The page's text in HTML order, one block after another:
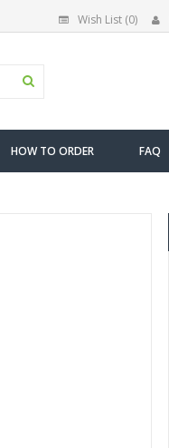
Wish List (0)
HOW TO ORDER FAQ